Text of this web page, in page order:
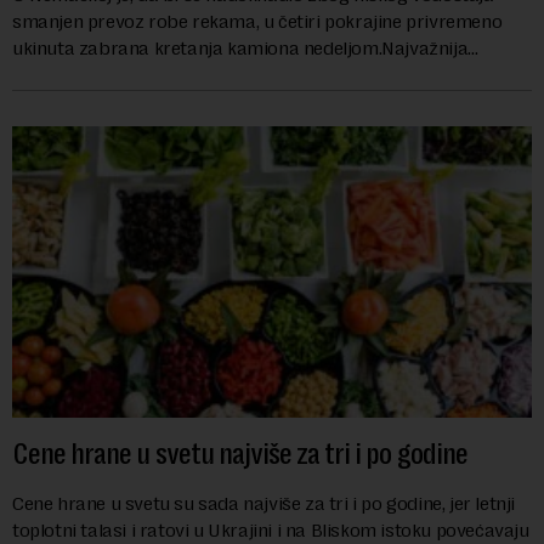
smanjen prevoz robe rekama, u četiri pokrajine privremeno
ukinuta zabrana kretanja kamiona nedeljom.Najvažnija
Cene hrane u svetu najviše za tri i po godine
Cene hrane u svetu su sada najviše za tri i po godine, jer letnji
toplotni talasi i ratovi u Ukrajini i na Bliskom istoku povećavaju